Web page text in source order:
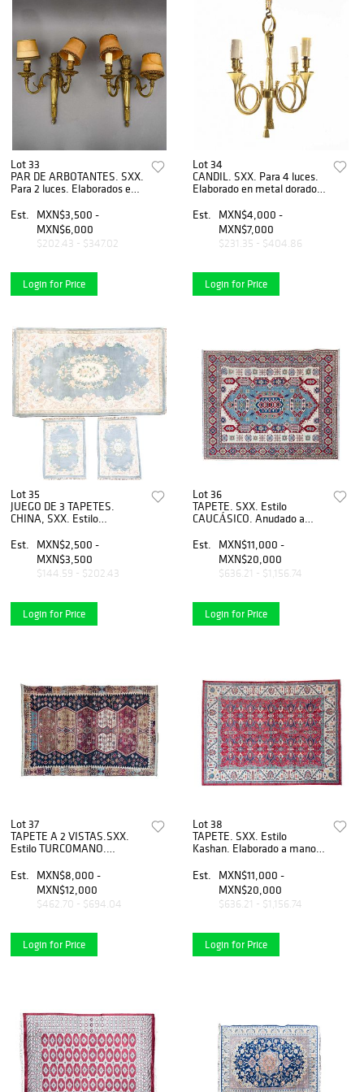
Lot 33
PAR DE ARBOTANTES. SXX.
Para 2 luces. Elaborados en
con elementos
arquitectÃƒÂ³nicos y
vegetales.
Est.
MXN$3,500 -
MXN$6,000
$202.43 - $347.02
Login for Price
Lot 34
CANDIL. SXX. Para 4 luces.
Elaborado en metal dorado.
arquitectónicos y orgánicos.
Est.
MXN$4,000 -
MXN$7,000
$231.35 - $404.86
Login for Price
Lot 35
JUEGO DE 3 TAPETES.
CHINA, SXX. Estilo
fibras de lana y algodón.
Decorado con motivos
florales, vegetales.
Est.
MXN$2,500 -
MXN$3,500
$144.59 - $202.43
Login for Price
Lot 36
TAPETE. SXX. Estilo
CAUCÁSICO. Anudado a
algodón Fondo beige,
decorado con detalles
geométricos rojos
Est.
MXN$11,000 -
MXN$20,000
$636.21 - $1,156.74
Login for Price
Lot 37
TAPETE A 2 VISTAS.SXX.
Estilo TURCOMANO.
algodón. Decoración
geométrica.
Est.
MXN$8,000 -
MXN$12,000
$462.70 - $694.04
Login for Price
Lot 38
TAPETE. SXX. Estilo
Kashan. Elaborado a mano
algodÃƒÂ³n. DecoraciÃƒÂ³n
floral y geomÃƒÂ©trica
sobre fondo rojo
Est.
MXN$11,000 -
MXN$20,000
$636.21 - $1,156.74
Login for Price